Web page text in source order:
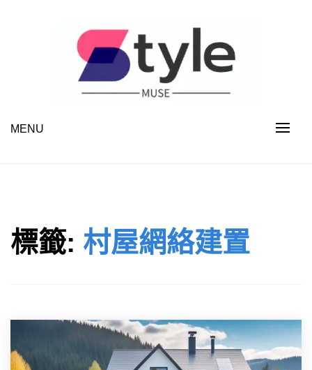
STYLE MUSE
MENU
標籤: 村屋網絡建置